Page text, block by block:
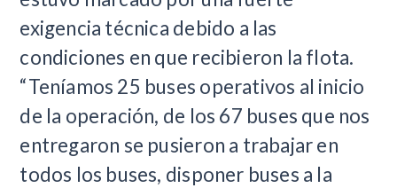
exigencia técnica debido a las
condiciones en que recibieron la flota.
“Teníamos 25 buses operativos al inicio
de la operación, de los 67 buses que nos
entregaron se pusieron a trabajar en
todos los buses, disponer buses a la